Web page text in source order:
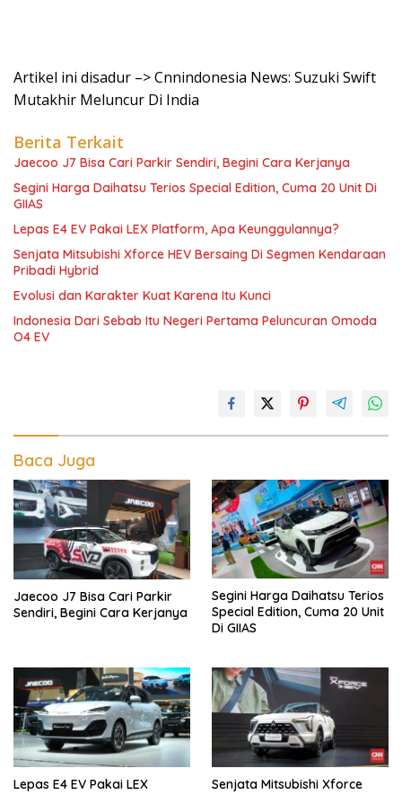
Artikel ini disadur –> Cnnindonesia News: Suzuki Swift
Mutakhir Meluncur Di India
Berita Terkait
Jaecoo J7 Bisa Cari Parkir Sendiri, Begini Cara Kerjanya
Segini Harga Daihatsu Terios Special Edition, Cuma 20 Unit Di
GIIAS
Lepas E4 EV Pakai LEX Platform, Apa Keunggulannya?
Senjata Mitsubishi Xforce HEV Bersaing Di Segmen Kendaraan
Pribadi Hybrid
Evolusi dan Karakter Kuat Karena Itu Kunci
Indonesia Dari Sebab Itu Negeri Pertama Peluncuran Omoda
O4 EV
Baca Juga
Jaecoo J7 Bisa Cari Parkir
Sendiri, Begini Cara Kerjanya
Segini Harga Daihatsu Terios
Special Edition, Cuma 20 Unit
Di GIIAS
Lepas E4 EV Pakai LEX
Senjata Mitsubishi Xforce